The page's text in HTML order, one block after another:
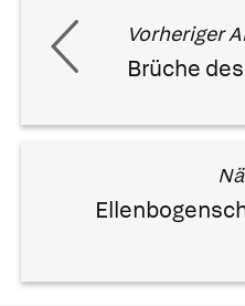
Vorheriger
Brüche